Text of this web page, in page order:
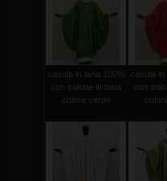
casula in lana 100%
con solone in seta
colore verde
casula in
con